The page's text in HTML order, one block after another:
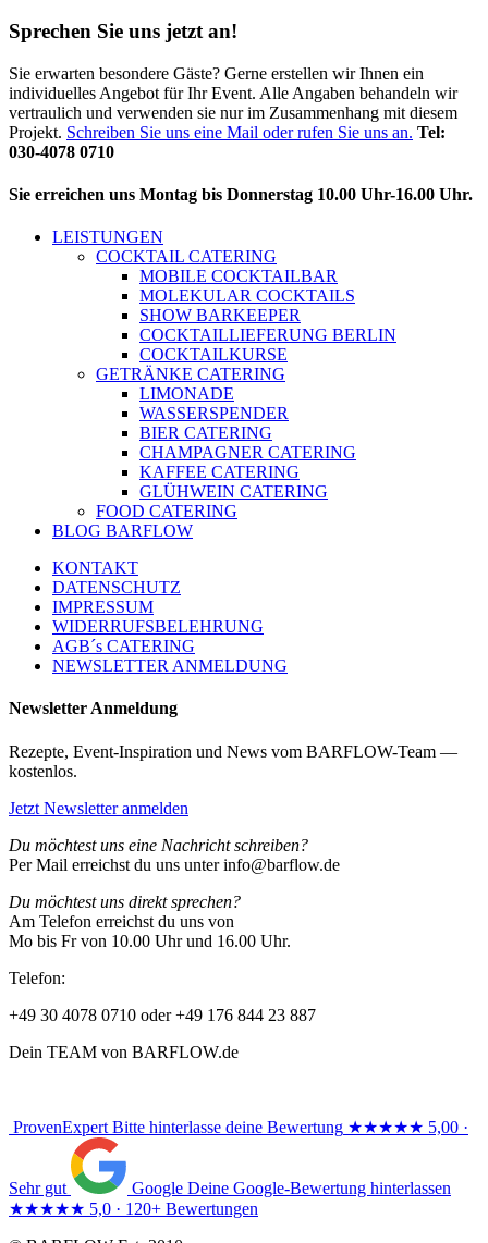
Sprechen Sie uns jetzt an!
Sie erwarten besondere Gäste? Gerne erstellen wir Ihnen ein
individuelles Angebot für Ihr Event. Alle Angaben behandeln wir
vertraulich und verwenden sie nur im Zusammenhang mit diesem
Projekt. Schreiben Sie uns eine Mail oder rufen Sie uns an. Tel:
030-4078 0710
Sie erreichen uns Montag bis Donnerstag 10.00 Uhr-16.00 Uhr.
LEISTUNGEN
COCKTAIL CATERING
MOBILE COCKTAILBAR
MOLEKULAR COCKTAILS
SHOW BARKEEPER
COCKTAILLIEFERUNG BERLIN
COCKTAILKURSE
GETRÄNKE CATERING
LIMONADE
WASSERSPENDER
BIER CATERING
CHAMPAGNER CATERING
KAFFEE CATERING
GLÜHWEIN CATERING
FOOD CATERING
BLOG BARFLOW
KONTAKT
DATENSCHUTZ
IMPRESSUM
WIDERRUFSBELEHRUNG
AGB´s CATERING
NEWSLETTER ANMELDUNG
Newsletter Anmeldung
Rezepte, Event-Inspiration und News vom BARFLOW-Team —
kostenlos.
Jetzt Newsletter anmelden
Du möchtest uns eine Nachricht schreiben?
Per Mail erreichst du uns unter info@barflow.de
Du möchtest uns direkt sprechen?
Am Telefon erreichst du uns von
Mo bis Fr von 10.00 Uhr und 16.00 Uhr.
Telefon:
+49 30 4078 0710 oder +49 176 844 23 887
Dein TEAM von BARFLOW.de
ProvenExpert Bitte hinterlasse deine Bewertung ★★★★★ 5,00 ·
Sehr gut Google Deine Google-Bewertung hinterlassen
★★★★★ 5,0 · 120+ Bewertungen